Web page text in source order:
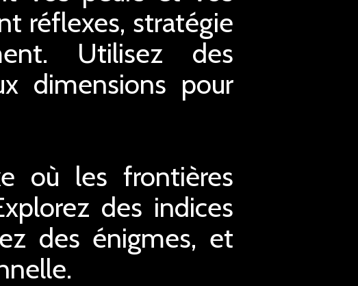
réflexes, stratégie
Utilisez des
dimensions pour
où les frontières
des indices
des énigmes, et